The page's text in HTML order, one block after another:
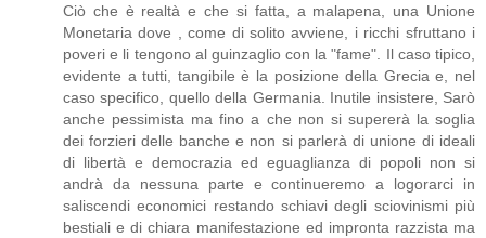
Ciò che è realtà e che si fatta, a malapena, una Unione
Monetaria dove , come di solito avviene, i ricchi sfruttano i
poveri e li tengono al guinzaglio con la "fame". Il caso tipico,
evidente a tutti, tangibile è la posizione della Grecia e, nel
caso specifico, quello della Germania. Inutile insistere, Sarò
anche pessimista ma fino a che non si supererà la soglia
dei forzieri delle banche e non si parlerà di unione di ideali
di libertà e democrazia ed eguaglianza di popoli non si
andrà da nessuna parte e continueremo a logorarci in
saliscendi economici restando schiavi degli sciovinismi più
bestiali e di chiara manifestazione ed impronta razzista ma